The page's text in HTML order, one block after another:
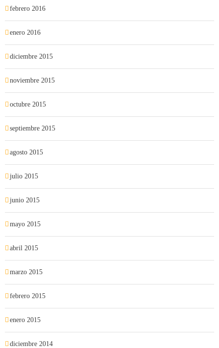
febrero 2016
enero 2016
diciembre 2015
noviembre 2015
octubre 2015
septiembre 2015
agosto 2015
julio 2015
junio 2015
mayo 2015
abril 2015
marzo 2015
febrero 2015
enero 2015
diciembre 2014